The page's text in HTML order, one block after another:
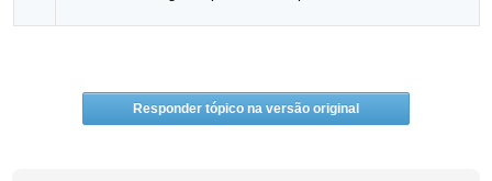
Responder tópico na versão original